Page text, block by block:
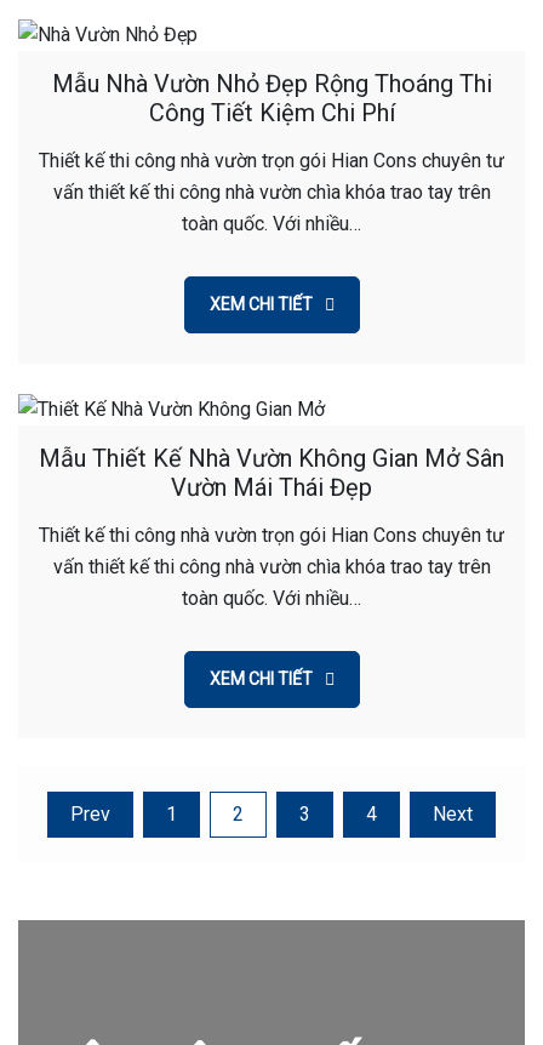
Mẫu Nhà Vườn Nhỏ Đẹp Rộng Thoáng Thi
Công Tiết Kiệm Chi Phí
Thiết kế thi công nhà vườn trọn gói Hian Cons chuyên tư
vấn thiết kế thi công nhà vườn chìa khóa trao tay trên
toàn quốc. Với nhiều…
XEM CHI TIẾT
Mẫu Thiết Kế Nhà Vườn Không Gian Mở Sân
Vườn Mái Thái Đẹp
Thiết kế thi công nhà vườn trọn gói Hian Cons chuyên tư
vấn thiết kế thi công nhà vườn chìa khóa trao tay trên
toàn quốc. Với nhiều…
XEM CHI TIẾT
Posts
Prev 1 2 3 4 Next